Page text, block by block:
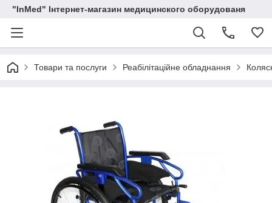
"InMed" Інтернет-магазин медицинского оборудованя
Товари та послуги Реабілітаційне обладнання